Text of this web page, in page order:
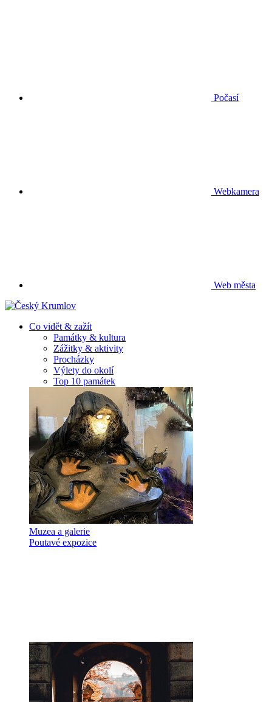
Počasí
Webkamera
Web města
Co vidět & zažít
Památky & kultura
Zážitky & aktivity
Procházky
Výlety do okolí
Top 10 památek
Muzea a galerie
Poutavé expozice